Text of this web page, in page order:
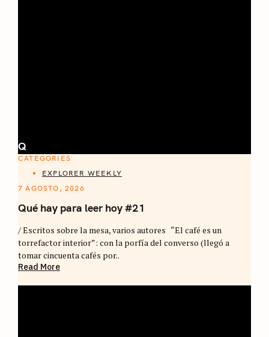
Q
CATEGORIES
EXPLORER WEEKLY
7 AGOSTO, 2026
Qué hay para leer hoy #21
/ Escritos sobre la mesa, varios autores “El café es un
torrefactor interior”: con la porfía del converso (llegó a
tomar cincuenta cafés por..
Read More